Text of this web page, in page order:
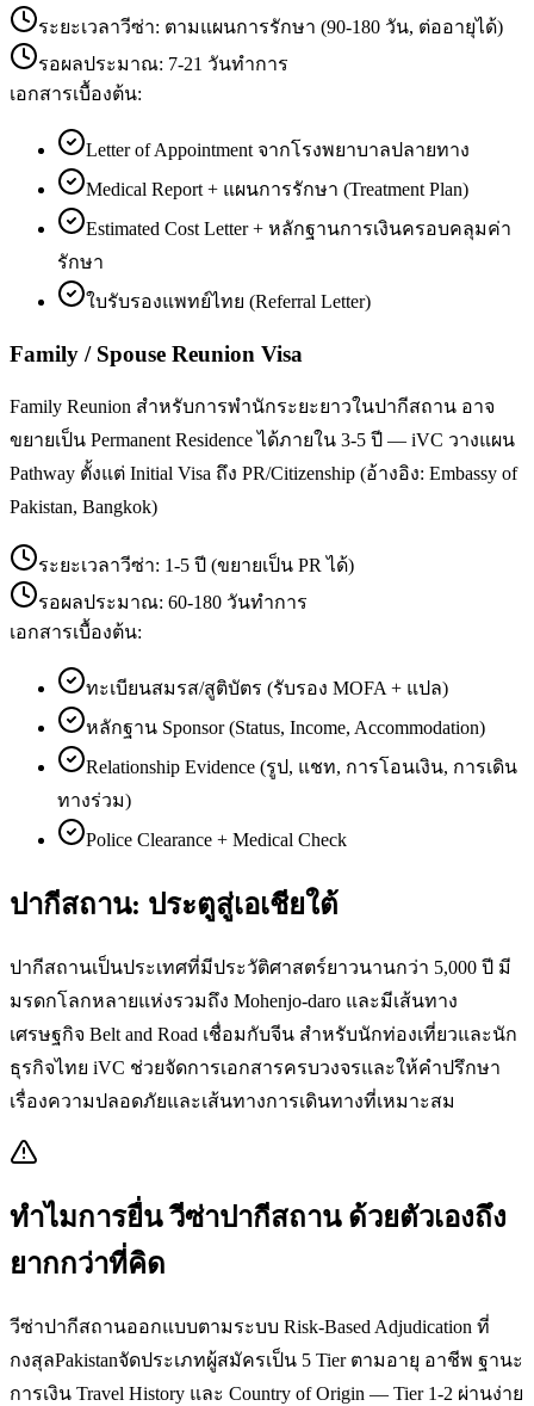
ระยะเวลาวีซ่า: ตามแผนการรักษา (90-180 วัน, ต่ออายุได้)
รอผลประมาณ: 7-21 วันทำการ
เอกสารเบื้องต้น:
Letter of Appointment จากโรงพยาบาลปลายทาง
Medical Report + แผนการรักษา (Treatment Plan)
Estimated Cost Letter + หลักฐานการเงินครอบคลุมค่า
รักษา
ใบรับรองแพทย์ไทย (Referral Letter)
Family / Spouse Reunion Visa
Family Reunion สำหรับการพำนักระยะยาวในปากีสถาน อาจ
ขยายเป็น Permanent Residence ได้ภายใน 3-5 ปี — iVC วางแผน
Pathway ตั้งแต่ Initial Visa ถึง PR/Citizenship (อ้างอิง: Embassy of
Pakistan, Bangkok)
ระยะเวลาวีซ่า: 1-5 ปี (ขยายเป็น PR ได้)
รอผลประมาณ: 60-180 วันทำการ
เอกสารเบื้องต้น:
ทะเบียนสมรส/สูติบัตร (รับรอง MOFA + แปล)
หลักฐาน Sponsor (Status, Income, Accommodation)
Relationship Evidence (รูป, แชท, การโอนเงิน, การเดิน
ทางร่วม)
Police Clearance + Medical Check
ปากีสถาน: ประตูสู่เอเชียใต้
ปากีสถานเป็นประเทศที่มีประวัติศาสตร์ยาวนานกว่า 5,000 ปี มี
มรดกโลกหลายแห่งรวมถึง Mohenjo-daro และมีเส้นทาง
เศรษฐกิจ Belt and Road เชื่อมกับจีน สำหรับนักท่องเที่ยวและนัก
ธุรกิจไทย iVC ช่วยจัดการเอกสารครบวงจรและให้คำปรึกษา
เรื่องความปลอดภัยและเส้นทางการเดินทางที่เหมาะสม
ทำไมการยื่นวีซ่าปากีสถานด้วยตัวเองถึง
ยากกว่าที่คิด
วีซ่าปากีสถานออกแบบตามระบบ Risk-Based Adjudication ที่
กงสุลPakistanจัดประเภทผู้สมัครเป็น 5 Tier ตามอายุ อาชีพ ฐานะ
การเงิน Travel History และ Country of Origin — Tier 1-2 ผ่านง่าย